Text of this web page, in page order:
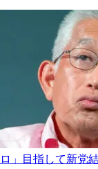
ロ」目指して新党